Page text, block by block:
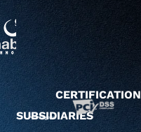
SUBSIDIARIES